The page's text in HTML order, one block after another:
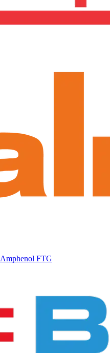
Amphenol FTG